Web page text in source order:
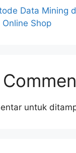
Data Mining
Shop
untuk